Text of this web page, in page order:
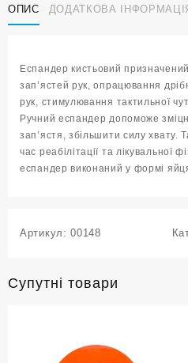
DQ-
8211-
ОПИС ДОДАТКОВА
Еспандер кистьовий
зап’ястей рук, опрацювання
рук, стимулювання тактильної
Ручний еспандер допоможе
зап’ястя, збільшити силу хвату.
час реабілітації та лікувальної
еспандер виконаний у формі
Артикул:00148
Супутні товари